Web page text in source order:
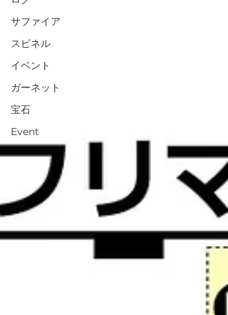
サファイア
スピネル
イベント
ガーネット
宝石
Event